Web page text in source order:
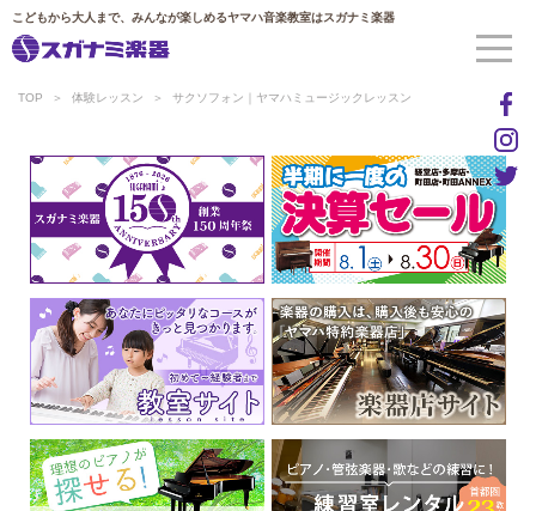
こどもから大人まで、みんなが楽しめるヤマハ音楽教室はスガナミ楽器
TOP 体験レッスン サクソフォン｜ヤマハミュージックレッスン